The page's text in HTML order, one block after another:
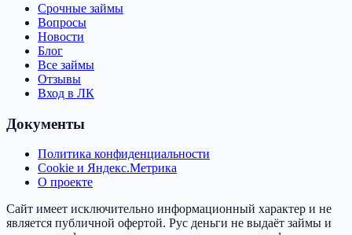
Срочные займы
Вопросы
Новости
Блог
Все займы
Отзывы
Вход в ЛК
Документы
Политика конфиденциальности
Cookie и Яндекс.Метрика
О проекте
Сайт имеет исключительно информационный характер и не
является публичной офертой. Рус деньги не выдаёт займы и